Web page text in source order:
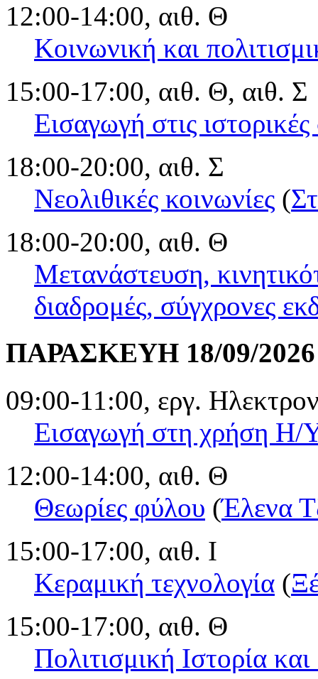
12:00-14:00, αιθ. Θ
Κοινωνική και
15:00-17:00, αιθ. Θ, αιθ. Σ
Εισαγωγή στις
18:00-20:00, αιθ. Σ
Νεολιθικές κοινωνίες (
18:00-20:00, αιθ. Θ
Μετανάστευση,
διαδρομές, σύγχρονες
ΠΑΡΑΣΚΕΥΗ 18/09/2026
09:00-11:00, εργ.
Εισαγωγή στη χρήση Η/
12:00-14:00, αιθ. Θ
Θεωρίες φύλου (Έλενα
15:00-17:00, αιθ. Ι
Κεραμική τεχνολογία (
15:00-17:00, αιθ. Θ
Πολιτισμική Ιστορία